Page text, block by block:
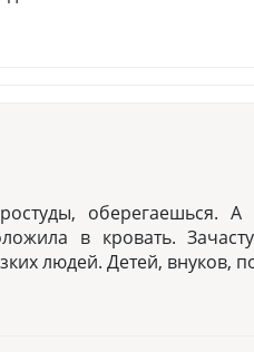
оберегаешься.
в кровать.
людей. Детей, внуков,